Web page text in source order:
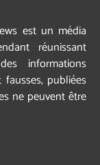
est un média
réunissant
informations
publiées
ne peuvent être